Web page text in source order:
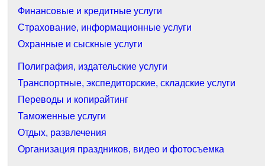
Финансовые и кредитные услуги
Страхование, информационные услуги
Охранные и сыскные услуги
Полиграфия, издательские услуги
Транспортные, экспедиторские, складские услуги
Переводы и копирайтинг
Таможенные услуги
Отдых, развлечения
Организация праздников, видео и фотосъемка